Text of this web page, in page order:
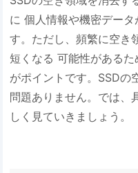
に 個人情報や機密デー
す。ただし、頻繁に空き
短くなる 可能性がある
がポイントです。SSDの
問題ありません。では、
しく見ていきましょう。